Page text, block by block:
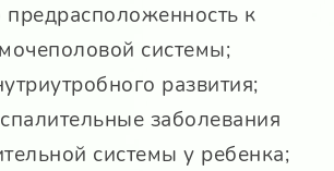
к
системы;
развития;
заболевания
системы у ребенка;